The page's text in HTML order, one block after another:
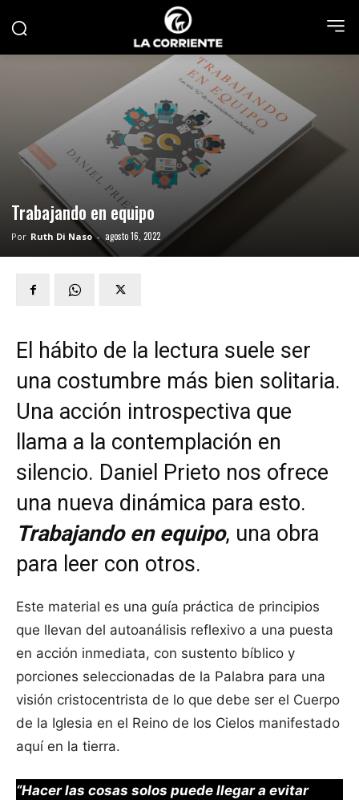
Trabajando en equipo
Por Ruth Di Naso - agosto 16, 2022
El hábito de la lectura suele ser
una costumbre más bien solitaria.
Una acción introspectiva que
llama a la contemplación en
silencio. Daniel Prieto nos ofrece
una nueva dinámica para esto.
Trabajando en equipo, una obra
para leer con otros.
Este material es una guía práctica de principios
que llevan del autoanálisis reflexivo a una puesta
en acción inmediata, con sustento bíblico y
porciones seleccionadas de la Palabra para una
visión cristocentrista de lo que debe ser el Cuerpo
de la Iglesia en el Reino de los Cielos manifestado
aquí en la tierra.
“Hacer las cosas solos puede llegar a evitar